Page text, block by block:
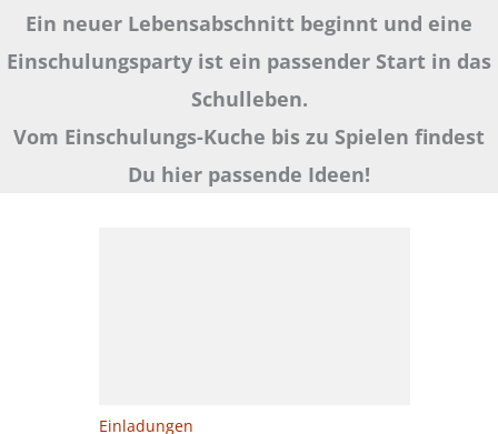
Ein neuer Lebensabschnitt beginnt und eine
Einschulungsparty ist ein passender Start in das
Schulleben.
Vom Einschulungs-Kuche bis zu Spielen findest
Du hier passende Ideen!
Einladungen